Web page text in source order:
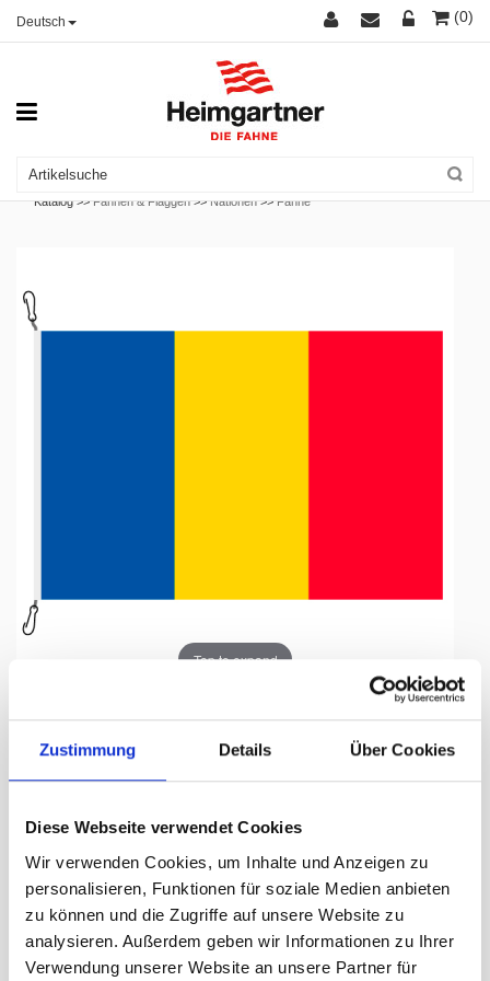
Zustimmung Details Über Cookies
Diese Webseite verwendet Cookies
Wir verwenden Cookies, um Inhalte und Anzeigen zu
personalisieren, Funktionen für soziale Medien anbieten
zu können und die Zugriffe auf unsere Website zu
analysieren. Außerdem geben wir Informationen zu Ihrer
Verwendung unserer Website an unsere Partner für
Deutsch (0)
Katalog >>Fahnen & Flaggen >>Nationen >>Fahne
Tap to expand
Tschad, 200 x 300 cm
Lieferzeit Tage:ca. 5-7 Arbeitstage
318.00 CHF